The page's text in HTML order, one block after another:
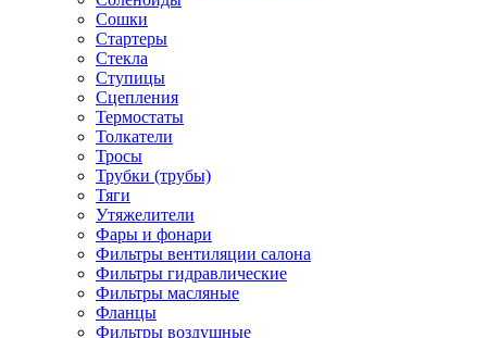
Сошки
Стартеры
Стекла
Ступицы
Сцепления
Термостаты
Толкатели
Тросы
Трубки (трубы)
Тяги
Утяжелители
Фары и фонари
Фильтры вентиляции салона
Фильтры гидравлические
Фильтры масляные
Фланцы
Фильтры воздушные